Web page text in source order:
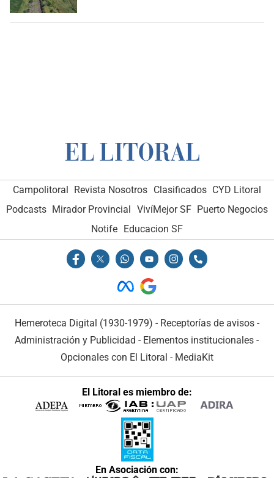
Campolitoral Revista Nosotros Clasificados CYD Litoral
Podcasts Mirador Provincial VivíMejor SF Puerto Negocios
Notife
Educacion SF
Hemeroteca Digital (1930-1979) - Receptorías de avisos -
Administración y Publicidad - Elementos institucionales -
Opcionales con El Litoral - MediaKit
El Litoral es miembro de:
En Asociación con: